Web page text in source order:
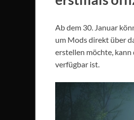
Ab dem 30. Januar
um Mods direkt über
erstellen möchte,
verfügbar ist.